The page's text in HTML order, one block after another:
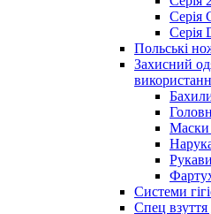
Серія
Серія
Польські
Захисний
Маски
Системи
Спец взуття